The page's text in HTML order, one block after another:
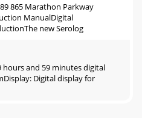
865 Marathon Parkway
ManualDigital
new Serolog
hours and 59 minutes digital
Digital display for